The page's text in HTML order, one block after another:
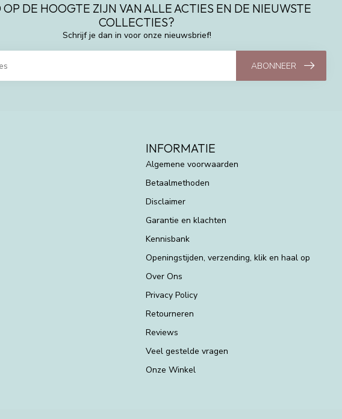
DE HOOGTE ZIJN VAN ALLE ACTIES EN DE NIEUWSTE
COLLECTIES?
Schrijf je dan in voor onze nieuwsbrief!
ABONNEER
INFORMATIE
Algemene voorwaarden
Betaalmethoden
Disclaimer
Garantie en klachten
Kennisbank
Openingstijden, verzending, klik en haal op
Over Ons
Privacy Policy
Retourneren
Reviews
Veel gestelde vragen
Onze Winkel